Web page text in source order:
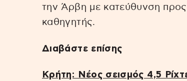
την Άρβη με κατεύθυνση
καθηγητής.
Διαβάστε επίσης
Κρήτη: Νέος σεισμός 4,5